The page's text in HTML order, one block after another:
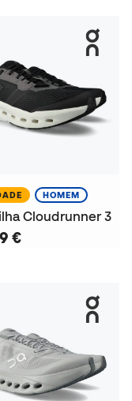
HOMEM
Cloudrunner 3
€